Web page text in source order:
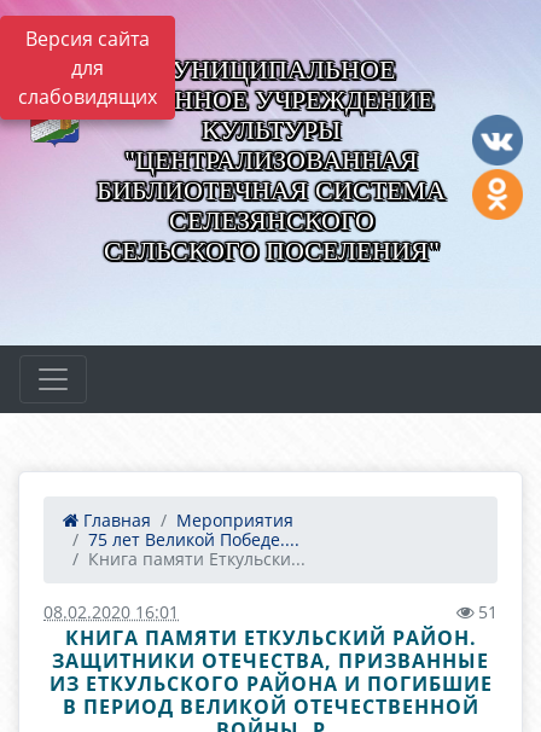
Версия сайта
для
слабовидящих
МУНИЦИПАЛЬНОЕ
КАЗЕННОЕ УЧРЕЖДЕНИЕ
КУЛЬТУРЫ
"ЦЕНТРАЛИЗОВАННАЯ
БИБЛИОТЕЧНАЯ СИСТЕМА
СЕЛЕЗЯНСКОГО
СЕЛЬСКОГО ПОСЕЛЕНИЯ"
Главная
Мероприятия
75 лет Великой Победе....
Книга памяти Еткульски...
08.02.2020 16:01 51
КНИГА ПАМЯТИ ЕТКУЛЬСКИЙ РАЙОН.
ЗАЩИТНИКИ ОТЕЧЕСТВА, ПРИЗВАННЫЕ
ИЗ ЕТКУЛЬСКОГО РАЙОНА И ПОГИБШИЕ
В ПЕРИОД ВЕЛИКОЙ ОТЕЧЕСТВЕННОЙ